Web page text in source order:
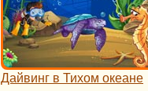
Дайвинг в Тихом океане